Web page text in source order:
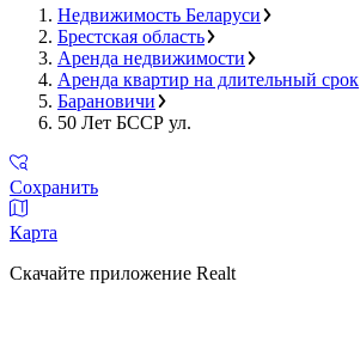
Недвижимость Беларуси
Брестская область
Аренда недвижимости
Аренда квартир на длительный срок
Барановичи
50 Лет БССР ул.
Сохранить
Карта
Скачайте приложение Realt